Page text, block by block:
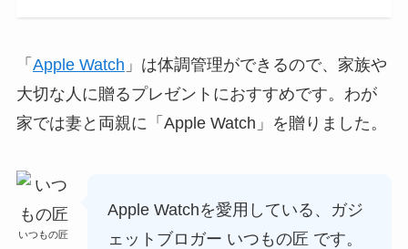
「 Apple Watch 」は体調管理ができるので、家族や
大切な人に贈るプレゼントにおすすめです。わが
家では妻と両親に「Apple Watch」を贈りました。
いつもの匠
Apple Watchを愛用している、ガジ
ェットブロガー いつもの匠 です。